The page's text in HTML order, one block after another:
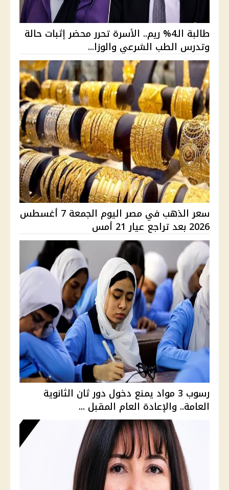
طالبة الـ4% ريم.. الأسرة تحرر محضر إثبات حالة
وتدرس الطب الشرعي والوزا...
سعر الذهب في مصر اليوم الجمعة 7 أغسطس
2026 بعد تراجع عيار 21 أمس
رسوب 3 مواد يمنع دخول دور ثان الثانوية
العامة.. والإعادة العام المقبل ...